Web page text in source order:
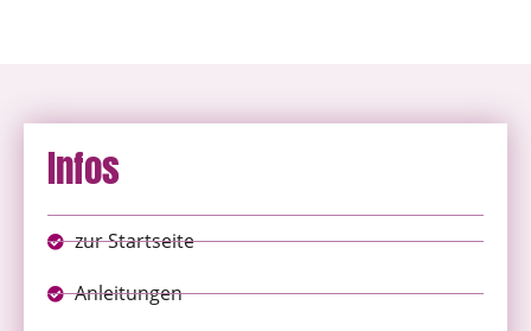
Infos
zur Startseite
Anleitungen